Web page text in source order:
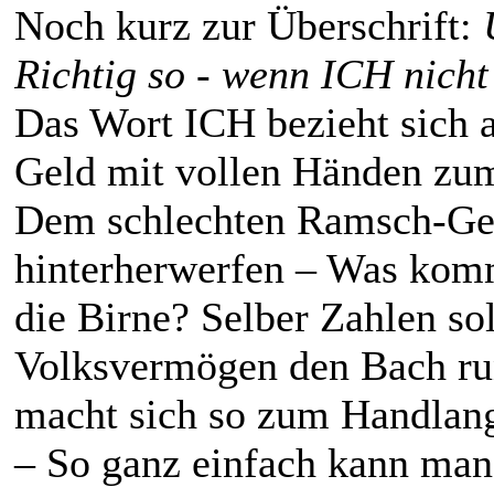
Noch kurz zur Überschrift:
Richtig so - wenn ICH
Das Wort ICH bezieht
Geld mit vollen Händen
Dem schlechten Ramsch-
hinterherwerfen – Was
die Birne? Selber Zahlen
Volksvermögen den Bach
macht sich so zum
– So ganz einfach kann